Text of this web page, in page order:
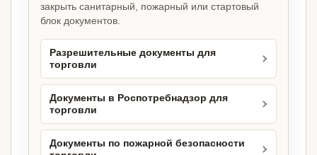
закрыть санитарный, пожарный или стартовый
блок документов.
Разрешительные документы для
торговли
Документы в Роспотребнадзор для
торговли
Документы по пожарной безопасности